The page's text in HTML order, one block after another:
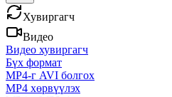
Хувиргагч
Видео
Видео хувиргагч
Бүх формат
MP4-г AVI болгох
MP4 хөрвүүлэх